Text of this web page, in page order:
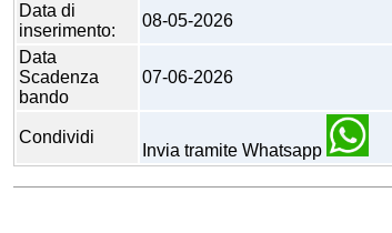
Data di
inserimento:
08-05-2026
Data
Scadenza
bando
07-06-2026
Condividi
Invia tramite Whatsapp